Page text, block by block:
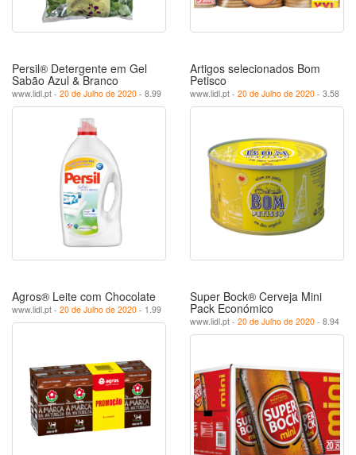
Persil® Detergente em Gel
Sabão Azul & Branco
www.lidl.pt - 20 de Julho de 2020 - 8.99
Artigos selecionados Bom
Petisco
www.lidl.pt - 20 de Julho de 2020 - 3.58
Agros® Leite com Chocolate
www.lidl.pt - 20 de Julho de 2020 - 1.99
Super Bock® Cerveja Mini
Pack Económico
www.lidl.pt - 20 de Julho de 2020 - 8.94